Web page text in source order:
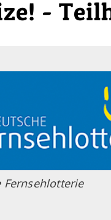
-
Fernsehlotterie